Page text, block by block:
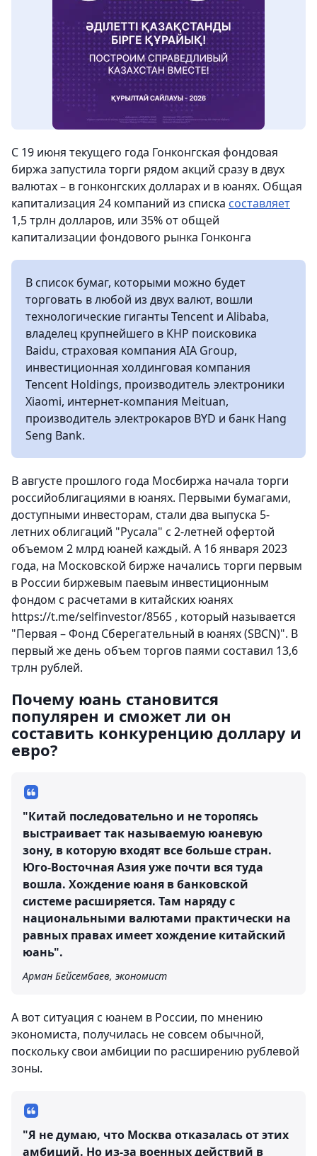
С 19 июня текущего года Гонконгская фондовая
биржа запустила торги рядом акций сразу в двух
валютах – в гонконгских долларах и в юанях. Общая
капитализация 24 компаний из списка составляет
1,5 трлн долларов, или 35% от общей
капитализации фондового рынка Гонконга
В список бумаг, которыми можно будет
торговать в любой из двух валют, вошли
технологические гиганты Tencent и Alibaba,
владелец крупнейшего в КНР поисковика
Baidu, страховая компания AIA Group,
инвестиционная холдинговая компания
Tencent Holdings, производитель электроники
Xiaomi, интернет-компания Meituan,
производитель электрокаров BYD и банк Hang
Seng Bank.
В августе прошлого года Мосбиржа начала торги
российоблигациями в юанях. Первыми бумагами,
доступными инвесторам, стали два выпуска 5-
летних облигаций "Русала" с 2-летней офертой
объемом 2 млрд юаней каждый. А 16 января 2023
года, на Московской бирже начались торги первым
в России биржевым паевым инвестиционным
фондом с расчетами в китайских юанях
https://t.me/selfinvestor/8565 , который называется
"Первая – Фонд Сберегательный в юанях (SBCN)". В
первый же день объем торгов паями составил 13,6
трлн рублей.
Почему юань становится
популярен и сможет ли он
составить конкуренцию доллару и
евро?
"Китай последовательно и не торопясь
выстраивает так называемую юаневую
зону, в которую входят все больше стран.
Юго-Восточная Азия уже почти вся туда
вошла. Хождение юаня в банковской
системе расширяется. Там наряду с
национальными валютами практически на
равных правах имеет хождение китайский
юань".
Арман Бейсембаев, экономист
А вот ситуация с юанем в России, по мнению
экономиста, получилась не совсем обычной,
поскольку свои амбиции по расширению рублевой
зоны.
"Я не думаю, что Москва отказалась от этих
амбиций. Но из-за военных действий в